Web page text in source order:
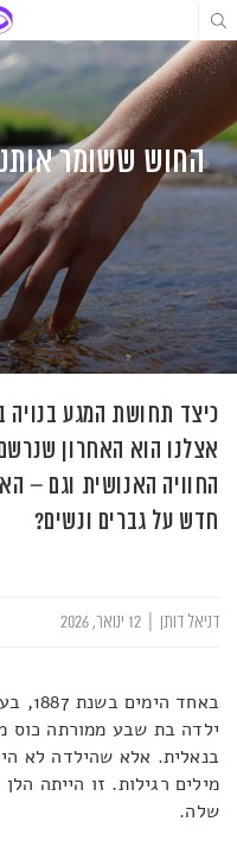
דלג
לתוכן
דלג
לתוכן
דלג
לניווט
החוש ששומר
כיצד תחושת המגע בנויה
אצלנו הוא האחרון
החוויה האנושית וגם –
חדש על גברים ונשים?
דניאל דותן
באחד
ילדה בת שבע ממורתה כוס
בנאלית. אלא שהילדה לא
מילים רגילות. זו הייתה
שלה.